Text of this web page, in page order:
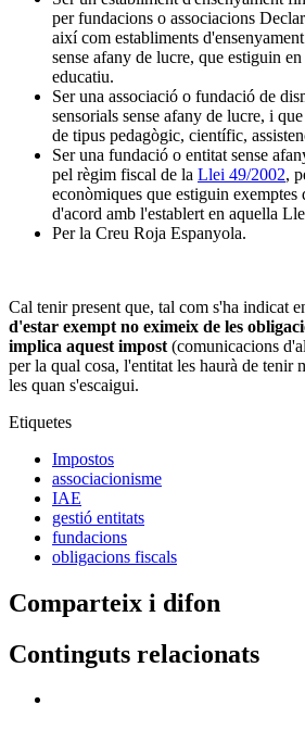
per fundacions o associacions
així com establiments
sense afany de lucre, que estiguin
educatiu.
Ser una associació o fundació de
sensorials sense afany de lucre, i
de tipus pedagògic, científic,
Ser una fundació o entitat sense
pel règim fiscal de la Llei 49/2002,
econòmiques que estiguin exemptes
d'acord amb l'establert en aquella
Per la Creu Roja Espanyola.
Cal tenir present que, tal com s'ha indicat
d'estar exempt no eximeix de les
implica aquest impost (comunicacions
per la qual cosa, l'entitat les haurà de tenir
les quan s'escaigui.
Etiquetes
Impostos
associacionisme
IAE
gestió entitats
fundacions
obligacions fiscals
Comparteix i difon
Continguts relacionats